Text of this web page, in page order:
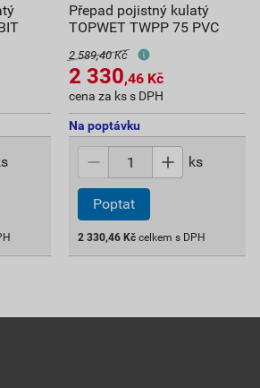
Přepad pojistný kulatý
TOPWET TWPP 75 PVC
2 589,40 Kč
2 330,46 Kč
cena za ks s DPH
Na poptávku
ks
Poptat
2 330,46 Kč celkem s DPH